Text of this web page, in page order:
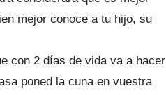
mejor conoce a tu hijo, su
con 2 días de vida va a hacer
poned la cuna en vuestra